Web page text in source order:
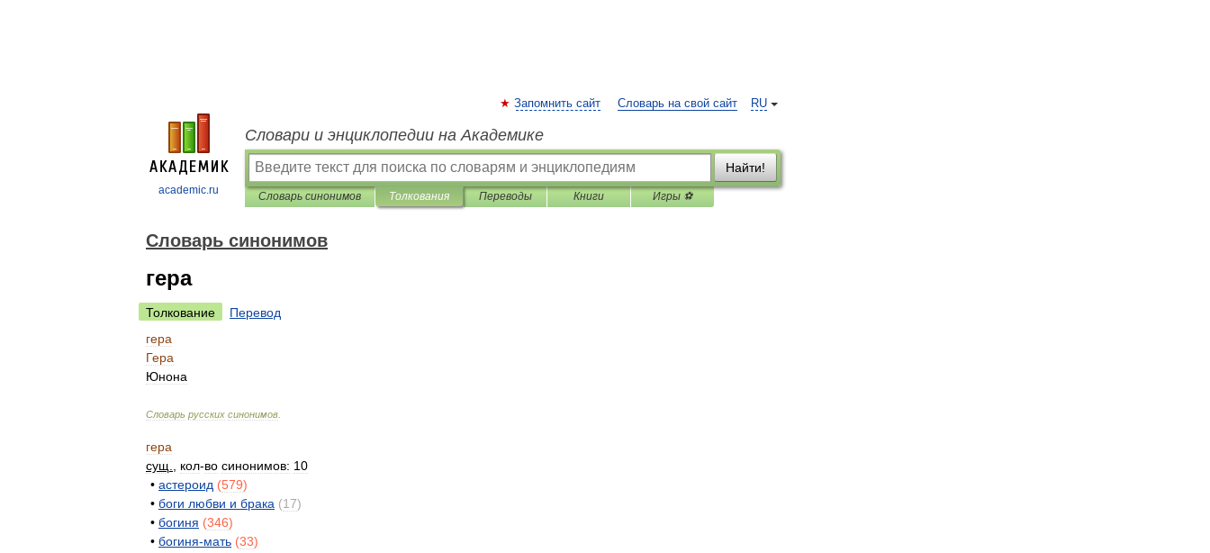
academic.ru
RU
Запомнить сайт Словарь на свой сайт
Словари и энциклопедии на Академике
Найти!
Словарь синонимов Толкования Переводы Книги Игры ⚽
Словарь синонимов
гера
Толкование
Перевод
гера
Гера
Юнона
Словарь русских синонимов
гера
сущ
кол-во синонимов: 10
• астероид (579)
• боги любви и брака (17)
• богиня (346)
• богиня-мать (33)